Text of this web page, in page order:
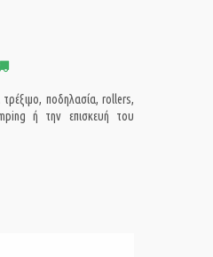
τρέξιμο, ποδηλασία, rollers,
ή την επισκευή του